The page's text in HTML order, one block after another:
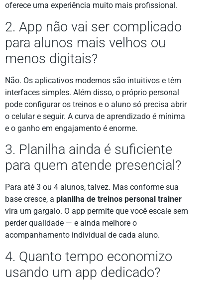
oferece uma experiência muito mais profissional.
2. App não vai ser complicado
para alunos mais velhos ou
menos digitais?
Não. Os aplicativos modernos são intuitivos e têm
interfaces simples. Além disso, o próprio personal
pode configurar os treinos e o aluno só precisa abrir
o celular e seguir. A curva de aprendizado é mínima
e o ganho em engajamento é enorme.
3. Planilha ainda é suficiente
para quem atende presencial?
Para até 3 ou 4 alunos, talvez. Mas conforme sua
base cresce, a planilha de treinos personal trainer
vira um gargalo. O app permite que você escale sem
perder qualidade — e ainda melhore o
acompanhamento individual de cada aluno.
4. Quanto tempo economizo
usando um app dedicado?